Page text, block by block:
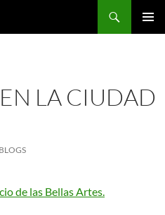
LA CIUDAD